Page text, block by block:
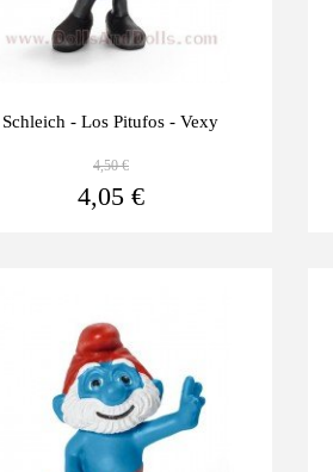
Schleich - Los Pitufos - Vexy
4,50 €
4,05 €